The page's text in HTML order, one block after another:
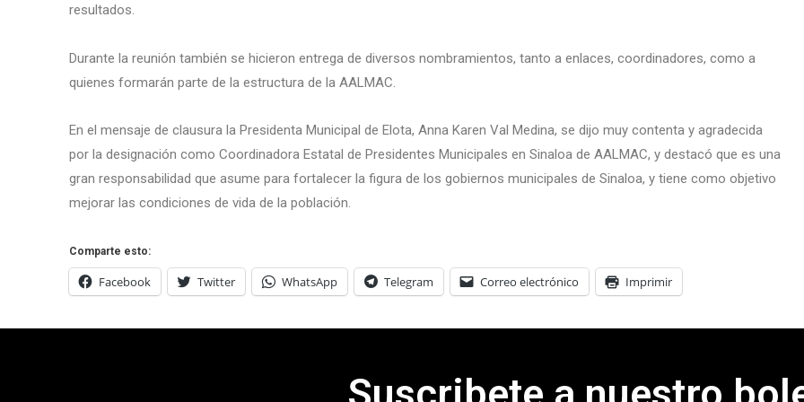
resultados.
Durante la reunión también se hicieron entrega de diversos nombramientos, tanto a enlaces, coordinadores, como a
quienes formarán parte de la estructura de la AALMAC.
En el mensaje de clausura la Presidenta Municipal de Elota, Anna Karen Val Medina, se dijo muy contenta y agradecida
por la designación como Coordinadora Estatal de Presidentes Municipales en Sinaloa de AALMAC, y destacó que es una
gran responsabilidad que asume para fortalecer la figura de los gobiernos municipales de Sinaloa, y tiene como objetivo
mejorar las condiciones de vida de la población.
Comparte esto:
Facebook Twitter WhatsApp Telegram Correo electrónico Imprimir